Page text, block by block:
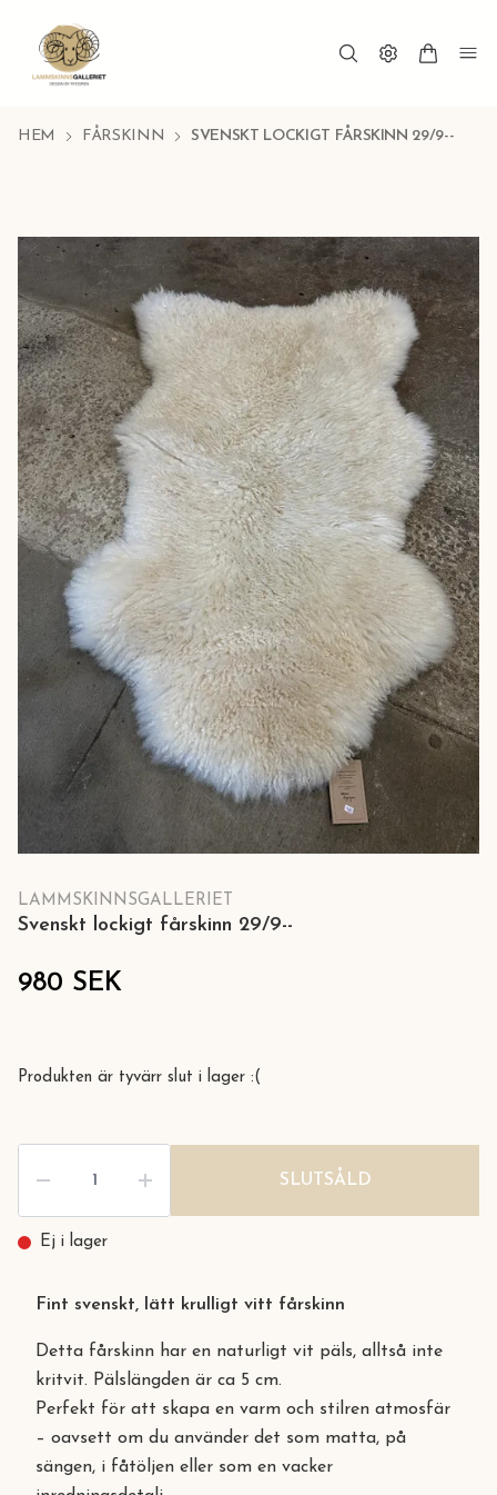
HEM FÅRSKINN SVENSKT LOCKIGT FÅRSKINN 29/9--
LAMMSKINNSGALLERIET
Svenskt lockigt fårskinn 29/9--
980 SEK
Produkten är tyvärr slut i lager :(
SLUTSÅLD
Ej i lager
Fint svenskt, lätt krulligt vitt fårskinn
Detta fårskinn har en naturligt vit päls, alltså inte
kritvit. Pälslängden är ca 5 cm.
Perfekt för att skapa en varm och stilren atmosfär
– oavsett om du använder det som matta, på
sängen, i fåtöljen eller som en vacker